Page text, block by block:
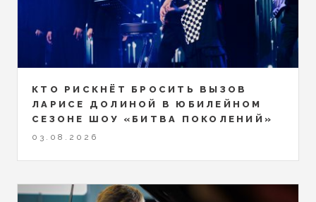
КТО РИСКНЁТ БРОСИТЬ ВЫЗОВ
ЛАРИСЕ ДОЛИНОЙ В ЮБИЛЕЙНОМ
СЕЗОНЕ ШОУ «БИТВА ПОКОЛЕНИЙ»
03.08.2026